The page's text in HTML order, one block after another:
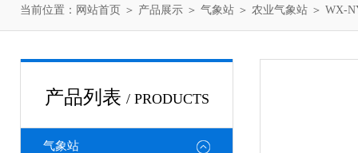
当前位置： 网站首页 ＞ 产品展示 ＞ 气象站 ＞ 农业气象站 ＞ WX-
产品列表 / PRODUCTS
气象站